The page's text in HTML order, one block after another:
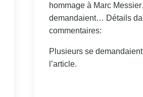
hommage à Marc
demandaient… Détails
commentaires:
Plusieurs se
l’article.